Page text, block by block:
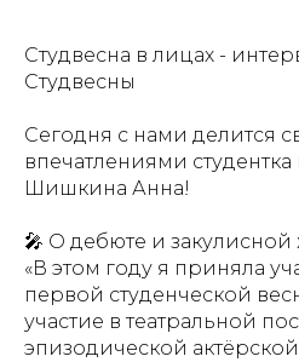
Студвесна в лицах -
Студвесны
Сегодня с нами делится
впечатлениями
Шишкина Анна!
🎤 О дебюте и закулисной
«В этом году я приняла
первой студенческой
участие в театральной
эпизодической